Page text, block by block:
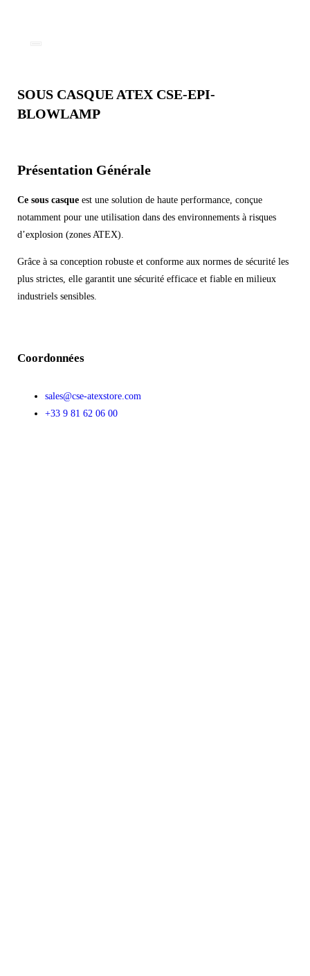
SOUS CASQUE ATEX CSE-EPI-
BLOWLAMP
Présentation Générale
Ce sous casque est une solution de haute performance, conçue
notamment pour une utilisation dans des environnements à risques
d’explosion (zones ATEX).
Grâce à sa conception robuste et conforme aux normes de sécurité les
plus strictes, elle garantit une sécurité efficace et fiable en milieux
industriels sensibles.
Coordonnées
sales@cse-atexstore.com
+33 9 81 62 06 00